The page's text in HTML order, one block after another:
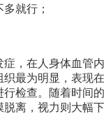
就行；
在人身体血管
最为明显，表现
检查。随着时间
离，视力则大幅